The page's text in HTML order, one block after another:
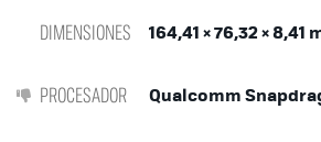
DIMENSIONES 164,41 × 76,32 × 8,41
PROCESADOR Qualcomm